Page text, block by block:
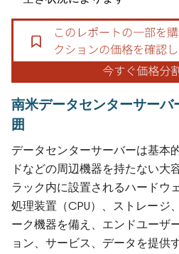
南米データセンターサー
囲
データセンターサーバーは基本
ドなどの周辺機器を持たない大
ラック内に設置されるハードウ
処理装置（CPU）、ストレージ
ーク機器を備え、エンドユーザ
ョン、サービス、データを提供